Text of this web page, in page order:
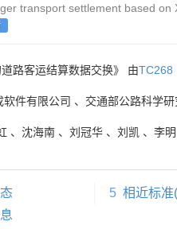
transport settlement based on
路客运结算数据交换》 由TC268
软件有限公司 、 交通部公路科学
、 沈海南 、 刘冠华 、 刘凯 、 李明
5 相近标准